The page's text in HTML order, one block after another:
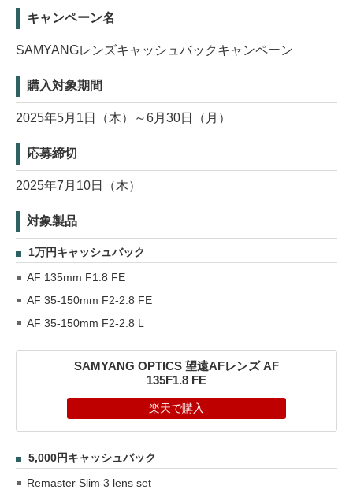
キャンペーン名
SAMYANGレンズキャッシュバックキャンペーン
購入対象期間
2025年5月1日（木）～6月30日（月）
応募締切
2025年7月10日（木）
対象製品
1万円キャッシュバック
AF 135mm F1.8 FE
AF 35-150mm F2-2.8 FE
AF 35-150mm F2-2.8 L
SAMYANG OPTICS 望遠AFレンズ AF
135F1.8 FE
楽天で購入
5,000円キャッシュバック
Remaster Slim 3 lens set